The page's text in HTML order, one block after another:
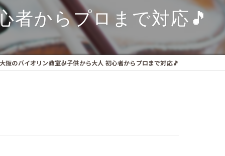
ト
ネット
NAOMIミュージックスクール 都島教室
NAOMIミュージックスクール 守口教室
者からプロまで対応🎵
大阪のバイオリン教室🎻子供から大人 初心者からプロまで対応🎵